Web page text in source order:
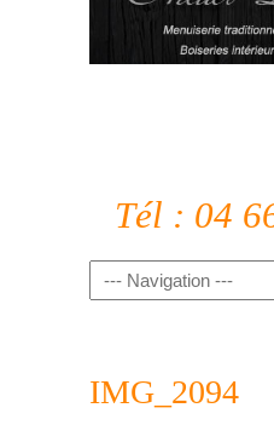
Tél : 04
IMG_2094